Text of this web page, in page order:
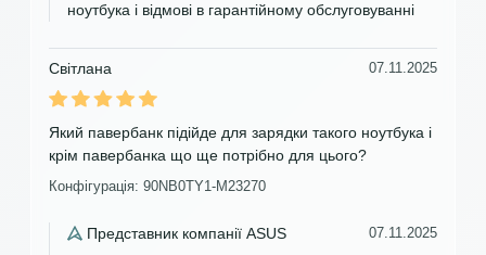
ноутбука і відмові в гарантійному обслуговуванні
Світлана 07.11.2025
Який павербанк підійде для зарядки такого ноутбука і
крім павербанка що ще потрібно для цього?
Конфігурація: 90NB0TY1-M23270
Представник компанії ASUS 07.11.2025